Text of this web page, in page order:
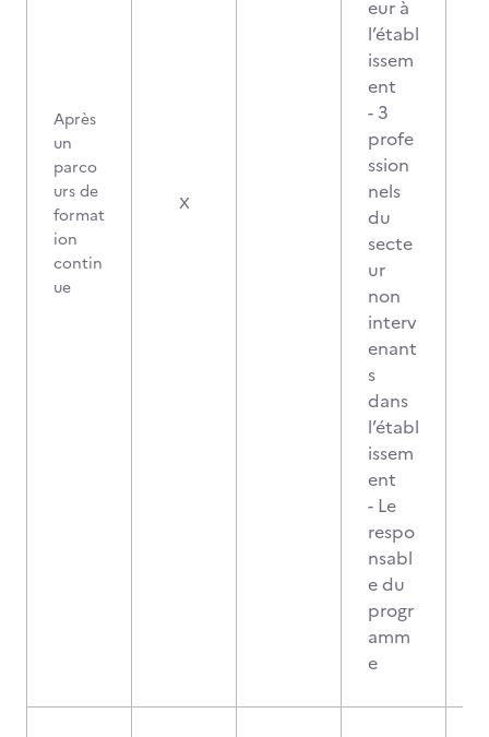
Après
un
parco
urs de
format
ion
contin
ue
X
eur à
l’établ
issem
ent
- 3
profe
ssion
nels
du
secte
ur
non
interv
enant
s
dans
l’établ
issem
ent
- Le
respo
nsabl
e du
progr
amm
e